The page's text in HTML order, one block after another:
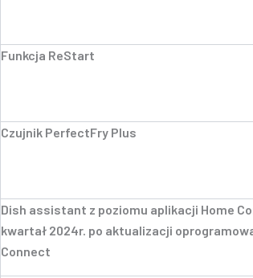
Funkcja ReStart
Czujnik PerfectFry Plus
Dish assistant z poziomu aplikacji Home
kwartał 2024r. po aktualizacji
Connect